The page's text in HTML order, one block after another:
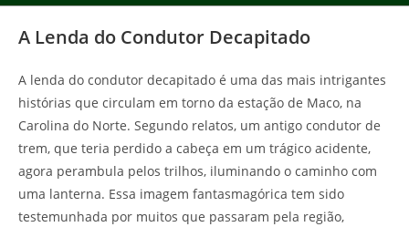
A Lenda do Condutor Decapitado
A lenda do condutor decapitado é uma das mais intrigantes
histórias que circulam em torno da estação de Maco, na
Carolina do Norte. Segundo relatos, um antigo condutor de
trem, que teria perdido a cabeça em um trágico acidente,
agora perambula pelos trilhos, iluminando o caminho com
uma lanterna. Essa imagem fantasmagórica tem sido
testemunhada por muitos que passaram pela região,